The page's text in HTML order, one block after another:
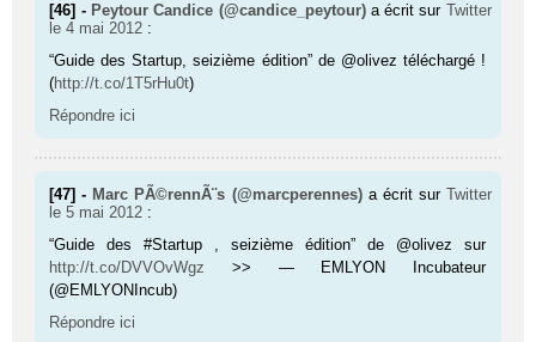
[46] - Peytour Candice (@candice_peytour) a écrit sur Twitter
le 4 mai 2012 :
“Guide des Startup, seizième édition” de @olivez téléchargé !
(http://t.co/1T5rHu0t)
Répondre ici
[47] - Marc PÃ©rennÃ¨s (@marcperennes) a écrit sur Twitter
le 5 mai 2012 :
“Guide des #Startup , seizième édition” de @olivez sur
http://t.co/DVVOvWgz >> — EMLYON Incubateur
(@EMLYONIncub)
Répondre ici